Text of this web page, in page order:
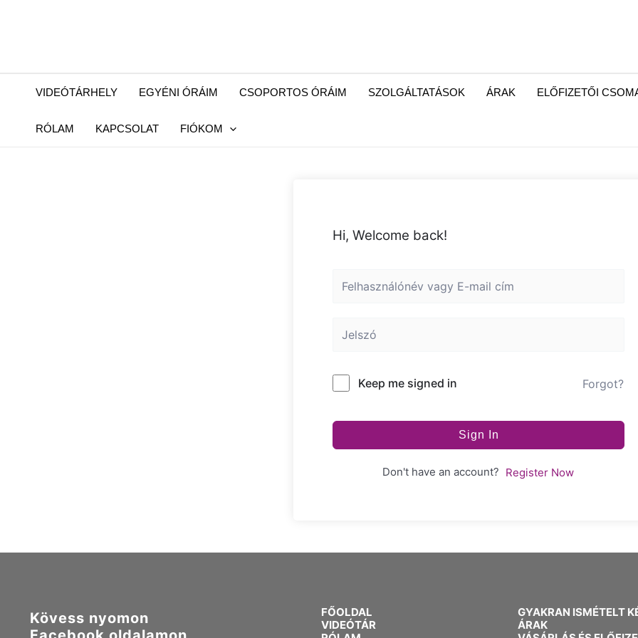
VIDEÓTÁRHELY EGYÉNI ÓRÁIM CSOPORTOS ÓRÁIM SZOLGÁLTATÁSOK ÁRAK ELŐFIZETŐI
RÓLAM KAPCSOLAT FIÓKOM
Hi, Welcome back!
Keep me signed in Forgot?
Sign In
Don't have an account? Register Now
Kövess nyomon
FŐOLDAL
VIDEÓTÁR
GYAKRAN ISMÉTELT
ÁRAK